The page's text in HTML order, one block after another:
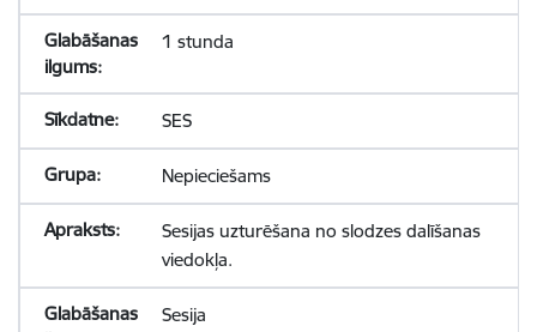
1 stunda
SES
Nepieciešams
Sesijas uzturēšana no slodzes dalīšanas
viedokļa.
Sesija